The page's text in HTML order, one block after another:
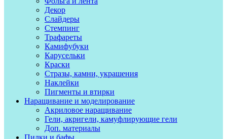
Декор
Слайдеры
Стемпинг
Трафареты
Камифубуки
Карусельки
Краски
Стразы, камни, украшения
Наклейки
Пигменты и втирки
Наращивание и моделирование
Акриловое наращивание
Гели, акригели, камуфлирующие гели
Доп. материалы
Пилки и бафы